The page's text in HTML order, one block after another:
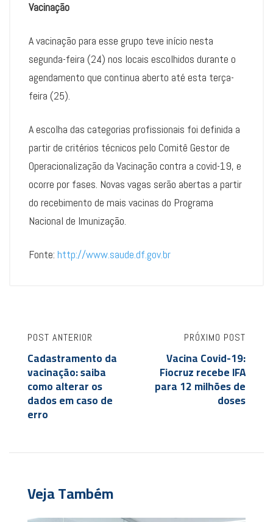
Vacinação
A vacinação para esse grupo teve início nesta
segunda-feira (24) nos locais escolhidos durante o
agendamento que continua aberto até esta terça-
feira (25).
A escolha das categorias profissionais foi definida a
partir de critérios técnicos pelo Comitê Gestor de
Operacionalização da Vacinação contra a covid-19, e
ocorre por fases. Novas vagas serão abertas a partir
do recebimento de mais vacinas do Programa
Nacional de Imunização.
Fonte: http://www.saude.df.gov.br
POST ANTERIOR
Cadastramento da
vacinação: saiba
como alterar os
dados em caso de
erro
PRÓXIMO POST
Vacina Covid-19:
Fiocruz recebe IFA
para 12 milhões de
doses
Veja Também